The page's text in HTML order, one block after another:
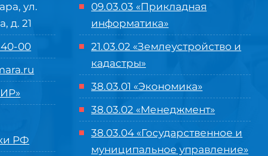
ул.
д. 21
40-00
РФ
09.03.03 «Прикладная
информатика»
21.03.02 «Землеустройство и
кадастры»
38.03.01 «Экономика»
38.03.02 «Менеджмент»
38.03.04 «Государственное и
муниципальное управление»